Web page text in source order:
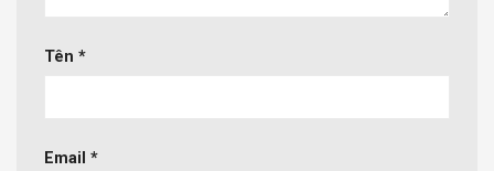
Tên *
Email *